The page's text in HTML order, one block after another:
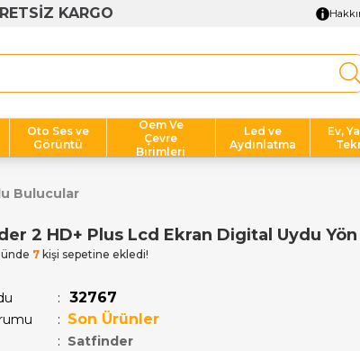
KARGO
Oto Ses ve
Görüntü
Oem Ve
Çevre
Birimleri
Led ve
Aydınlatma
Ev,
Bulucular
2 HD+ Plus Lcd Ekran Digital Uydu
7 kişi sepetine ekledi!
32767
: Son Ürünler
: Satfinder